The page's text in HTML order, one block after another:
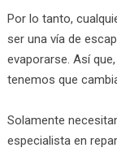
Por lo tanto,
ser una vía de
evaporarse. Así
tenemos que
Solamente
especialista en